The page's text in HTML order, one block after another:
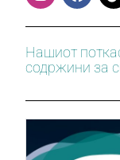
Нашиот
содржини за